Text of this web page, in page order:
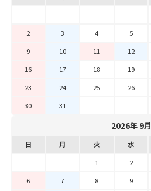
2
3 4 5
9
10 11 12
16
17 18 19
23
24 25 26
30
31
2026年 9月
日 月 火 水
1
2
6
7 8 9